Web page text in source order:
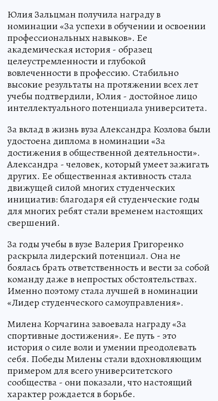
Юлия Зальцман получила награду в
номинации «За успехи в обучении и освоении
профессиональных навыков». Ее
академическая история - образец
целеустремленности и глубокой
вовлеченности в профессию. Стабильно
высокие результаты на протяжении всех лет
учебы подтвердили, Юлия - достойное лицо
интеллектуального потенциала университета.
За вклад в жизнь вуза Александра Козлова были
удостоена диплома в номинации «За
достижения в общественной деятельности».
Александра - человек, который умеет зажигать
других. Ее общественная активность стала
движущей силой многих студенческих
инициатив: благодаря ей студенческие годы
для многих ребят стали временем настоящих
свершений.
За годы учебы в вузе Валерия Григоренко
раскрыла лидерский потенциал. Она не
боялась брать ответственность и вести за собой
команду даже в непростых обстоятельствах.
Именно поэтому стала лучшей в номинации
«Лидер студенческого самоуправления».
Милена Корчагина завоевала награду «За
спортивные достижения». Ее путь - это
история о силе воли и умении преодолевать
себя. Победы Милены стали вдохновляющим
примером для всего университетского
сообщества - они показали, что настоящий
характер рождается в борьбе.